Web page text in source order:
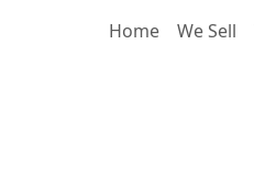
Home We Sell